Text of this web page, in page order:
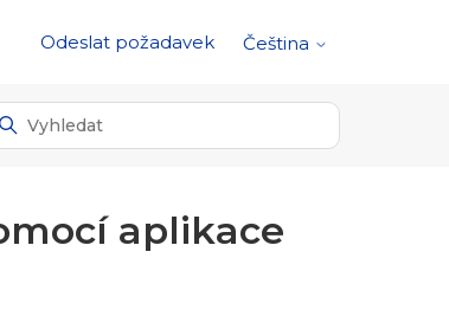
Odeslat požadavek Čeština
aplikace